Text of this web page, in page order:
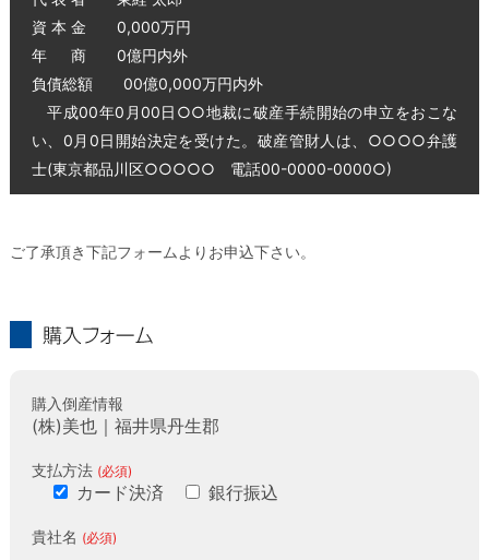
資 本 金 0,000万円
年 商 0億円内外
負債総額 00億0,000万円内外
平成00年0月00日○○地裁に破産手続開始の申立をおこな
い、0月0日開始決定を受けた。破産管財人は、○○○○弁護
士(東京都品川区○○○○○ 電話00-0000-0000○)
ご了承頂き下記フォームよりお申込下さい。
購入倒産情報
(株)美也｜福井県丹生郡
支払方法 (必須)
カード決済 銀行振込
貴社名 (必須)